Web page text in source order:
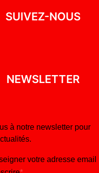
SUIVEZ-NOUS
NEWSLETTER
à notre newsletter pour
votre adresse email